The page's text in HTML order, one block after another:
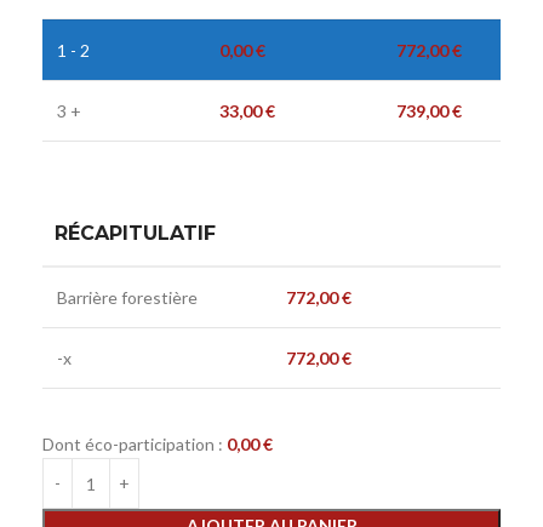
1 - 2 0,00€ 772,00€
3 + 33,00€ 739,00€
RÉCAPITULATIF
Barrière forestière 772,00€
-x 772,00€
Dont éco-participation : 0,00€